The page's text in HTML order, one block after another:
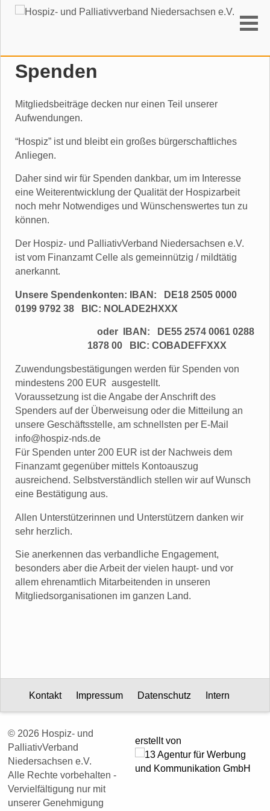
Suchen
Spenden
Mitgliedsbeiträge decken nur einen Teil unserer
Aufwendungen.
“Hospiz” ist und bleibt ein großes bürgerschaftliches
Anliegen.
Daher sind wir für Spenden dankbar, um im Interesse
eine Weiterentwicklung der Qualität der Hospizarbeit
noch mehr Notwendiges und Wünschenswertes tun zu
können.
Der Hospiz- und PalliativVerband Niedersachsen e.V.
ist vom Finanzamt Celle als gemeinnützig / mildtätig
anerkannt.
Unsere Spendenkonten: IBAN: DE18 2505 0000
0199 9792 38 BIC: NOLADE2HXXX
oder IBAN: DE55 2574 0061 0288
1878 00 BIC: COBADEFFXXX
Zuwendungsbestätigungen werden für Spenden von
mindestens 200 EUR ausgestellt.
Voraussetzung ist die Angabe der Anschrift des
Spenders auf der Überweisung oder die Mitteilung an
unsere Geschäftsstelle, am schnellsten per E-Mail
info@hospiz-nds.de
Für Spenden unter 200 EUR ist der Nachweis dem
Finanzamt gegenüber mittels Kontoauszug
ausreichend. Selbstverständlich stellen wir auf Wunsch
eine Bestätigung aus.
Allen Unterstützerinnen und Unterstützern danken wir
sehr herzlich.
Sie anerkennen das verbandliche Engagement,
besonders aber die Arbeit der vielen haupt- und vor
allem ehrenamtlich Mitarbeitenden in unseren
Mitgliedsorganisationen im ganzen Land.
Kontakt Impressum Datenschutz Intern
© 2026 Hospiz- und
PalliativVerband
Niedersachsen e.V.
Alle Rechte vorbehalten -
Vervielfältigung nur mit
unserer Genehmigung
erstellt von